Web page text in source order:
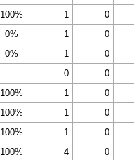
100% 1 0
0% 1 0
0% 1 0
- 0 0
100% 1 0
100% 1 0
100% 1 0
100% 4 0